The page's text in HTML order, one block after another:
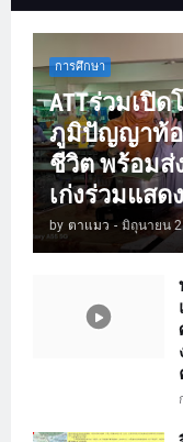
การศึกษา
ATTร่วมเปิ
ภูมิปัญญาท้อ
ชีวิต พร้อมส่
เก่งร่วมแส
by ตาแมว - มิถุนายน